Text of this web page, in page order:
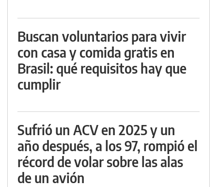
Buscan voluntarios para vivir
con casa y comida gratis en
Brasil: qué requisitos hay que
cumplir
Sufrió un ACV en 2025 y un
año después, a los 97, rompió el
récord de volar sobre las alas
de un avión